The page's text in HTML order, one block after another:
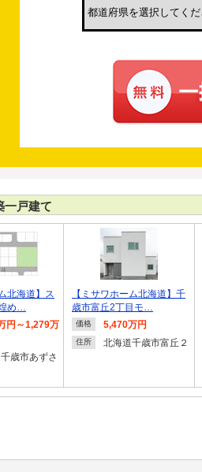
一戸建て
北海道】ス
め…
円～1,279万
歳市あずさ
【ミサワホーム北海道】千
歳市富丘2丁目モ…
価格 5,470万円
住所 北海道千歳市富丘２